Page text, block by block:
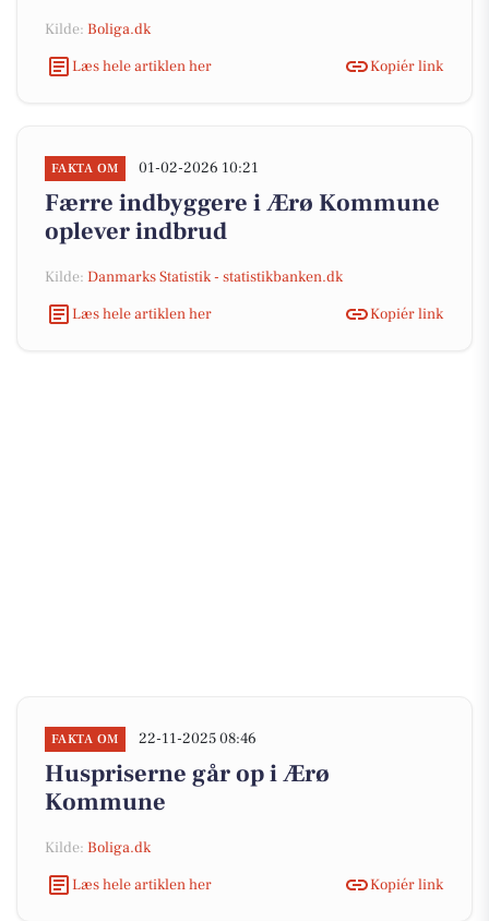
Kilde: Boliga.dk
Læs hele artiklen her
Kopiér link
FAKTA OM 01-02-2026 10:21
Færre indbyggere i Ærø Kommune
oplever indbrud
Kilde: Danmarks Statistik - statistikbanken.dk
Læs hele artiklen her
Kopiér link
FAKTA OM 22-11-2025 08:46
Huspriserne går op i Ærø
Kommune
Kilde: Boliga.dk
Læs hele artiklen her
Kopiér link